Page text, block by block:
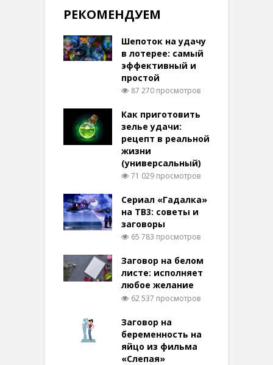
РЕКОМЕНДУЕМ
Шепоток на удачу
в лотерее: самый
эффективный и
простой
87 270 просмотров
Как приготовить
зелье удачи:
рецепт в реальной
жизни
(универсальный)
71 029 просмотров
Сериал «Гадалка»
на ТВ3: советы и
заговоры
65 783 просмотров
Заговор на белом
листе: исполняет
любое желание
62 537 просмотров
Заговор на
беременность на
яйцо из фильма
«Слепая»